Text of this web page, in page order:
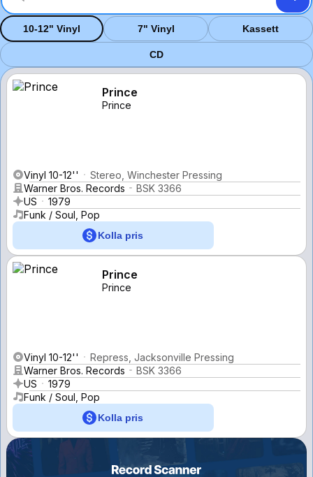
10-12" Vinyl 7" Vinyl Kassett
CD
Prince
Prince
Vinyl 10-12''
Stereo, Winchester Pressing
Warner Bros. Records
BSK 3366
US
1979
Funk / Soul, Pop
Kolla pris
Prince
Prince
Vinyl 10-12''
Repress, Jacksonville Pressing
Warner Bros. Records
BSK 3366
US
1979
Funk / Soul, Pop
Kolla pris